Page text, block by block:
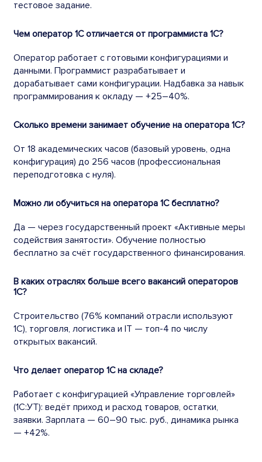
тестовое задание.
Чем оператор 1С отличается от программиста 1С?
Оператор работает с готовыми конфигурациями и
данными. Программист разрабатывает и
дорабатывает сами конфигурации. Надбавка за навык
программирования к окладу — +25–40%.
Сколько времени занимает обучение на оператора 1С?
От 18 академических часов (базовый уровень, одна
конфигурация) до 256 часов (профессиональная
переподготовка с нуля).
Можно ли обучиться на оператора 1С бесплатно?
Да — через государственный проект «Активные меры
содействия занятости». Обучение полностью
бесплатно за счёт государственного финансирования.
В каких отраслях больше всего вакансий операторов
1С?
Строительство (76% компаний отрасли используют
1С), торговля, логистика и IT — топ-4 по числу
открытых вакансий.
Что делает оператор 1С на складе?
Работает с конфигурацией «Управление торговлей»
(1С:УТ): ведёт приход и расход товаров, остатки,
заявки. Зарплата — 60–90 тыс. руб., динамика рынка
— +42%.